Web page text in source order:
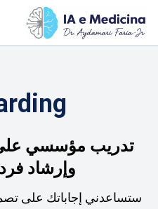
تدريب مؤسسي على
وإرشاد
ستساعدني إجاباتك على